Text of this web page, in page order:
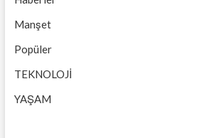
Manşet
Popüler
TEKNOLOJİ
YAŞAM